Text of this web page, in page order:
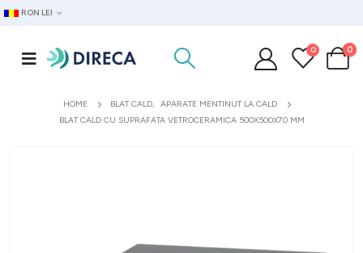
RON LEI
0 0
HOME BLAT CALD,
APARATE MENTINUT LA CALD
BLAT CALD CU SUPRAFATA VETROCERAMICA 500X500X70 MM